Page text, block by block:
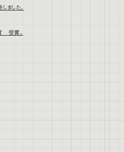
ました。
受賞。